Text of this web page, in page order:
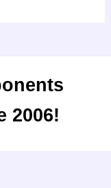
2006!